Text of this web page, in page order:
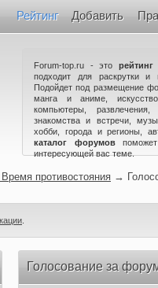
Рейтинг Добавить
Forum-top.ru - это
подходит для раскрутки и
Подойдет под размещение
манга и аниме,
компьютеры,
знакомства и встречи,
хобби, города и регионы,
каталог форумов
интересующей вас теме.
противостояния →
Голосование за